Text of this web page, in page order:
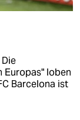
Europas" loben
Barcelona ist